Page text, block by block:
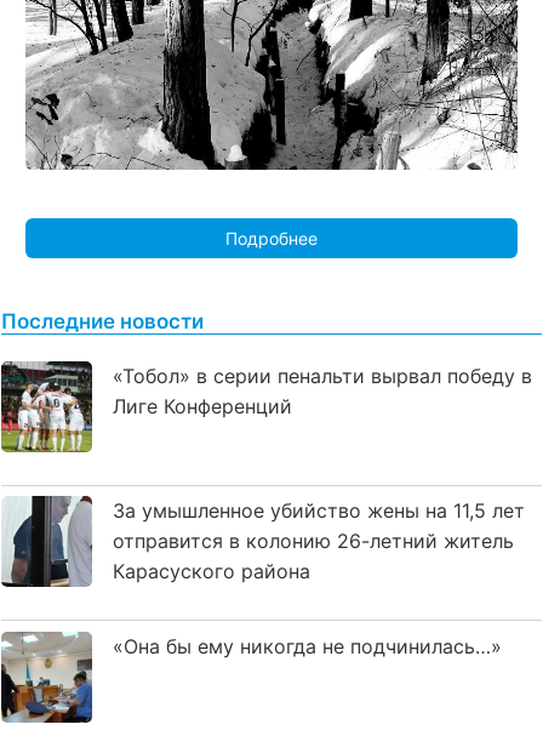
Подробнее
Последние новости
«Тобол» в серии пенальти вырвал победу в
Лиге Конференций
За умышленное убийство жены на 11,5 лет
отправится в колонию 26-летний житель
Карасуского района
«Она бы ему никогда не подчинилась…»